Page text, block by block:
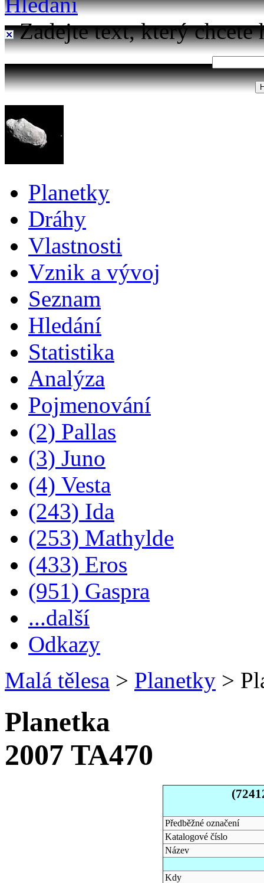
Zadejte text, který chcete
Planetky
Dráhy
Vlastnosti
Vznik a vývoj
Seznam
Hledání
Statistika
Analýza
Pojmenování
(2) Pallas
(3) Juno
(4) Vesta
(243) Ida
(253) Mathylde
(433) Eros
(951) Gaspra
...další
Odkazy
Malá tělesa > Planetky >
Planetka
2007 TA470
Předběžné označení
Katalogové číslo
Název
Kdy